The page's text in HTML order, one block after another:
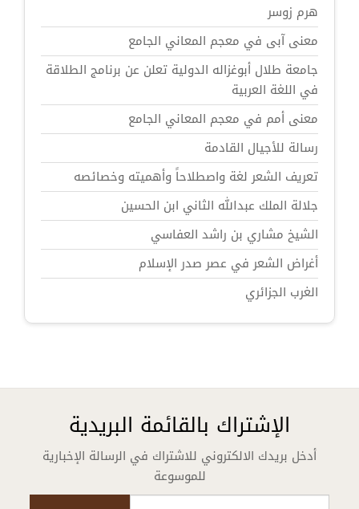
هرم زوسر
معنى آبى في معجم المعاني الجامع
جامعة طلال أبوغزاله الدولية تعلن عن برنامج الطلاقة
في اللغة العربية
معنى أمم في معجم المعاني الجامع
رسالة للأجيال القادمة
تعريف الشعر لغة واصطلاحاً وأهميته وخصائصه
جلالة الملك عبدالله الثاني ابن الحسين
الشيخ مشاري بن راشد العفاسي
أغراض الشعر في عصر صدر الإسلام
الغرب الجزائري
الإشتراك بالقائمة البريدية
أدخل بريدك الالكتروني للاشتراك في الرسالة الإخبارية
للموسوعة